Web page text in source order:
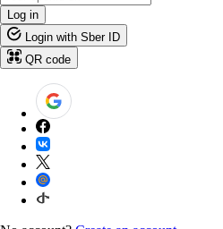
Log in
Login with Sber ID
QR code